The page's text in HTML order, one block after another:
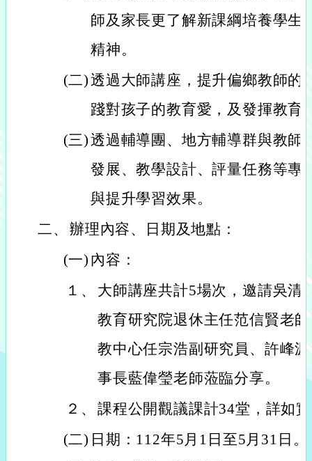
師及家長更了解新課綱培養學生
精神。
(二)透過大師講座，提升偏鄉教師的
踐對孩子的教育愛，及發揮教育
(三)透過輔導團、地方輔導群與教師
發展、教學設計、評量任務等專
與提升學習效果。
二、 辦理內容、日期及地點：
(一) 內容：
１、
大師講座共計5場次，邀請吳清
教育研究院退休主任范信賢老
教中心任宗浩副研究員、許峰
事長藍偉瑩老師蒞臨分享。
２、 課程公開觀議課計34堂，詳如
(二) 日期：112年5月1日至5月31日。